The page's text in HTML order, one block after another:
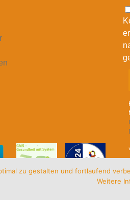
zu gestalten und fortlaufend
Weitere